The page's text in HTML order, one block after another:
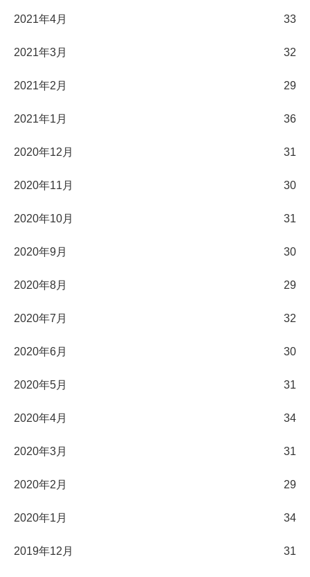
2021年4月 33
2021年3月 32
2021年2月 29
2021年1月 36
2020年12月 31
2020年11月 30
2020年10月 31
2020年9月 30
2020年8月 29
2020年7月 32
2020年6月 30
2020年5月 31
2020年4月 34
2020年3月 31
2020年2月 29
2020年1月 34
2019年12月 31